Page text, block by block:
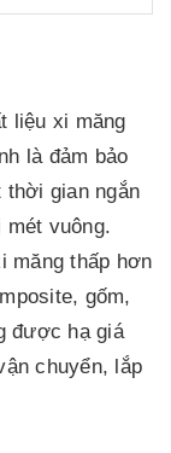
liệu xi măng
là đảm bảo
gian ngắn
vuông.
măng thấp hơn
gốm,
được hạ giá
chuyển, lắp